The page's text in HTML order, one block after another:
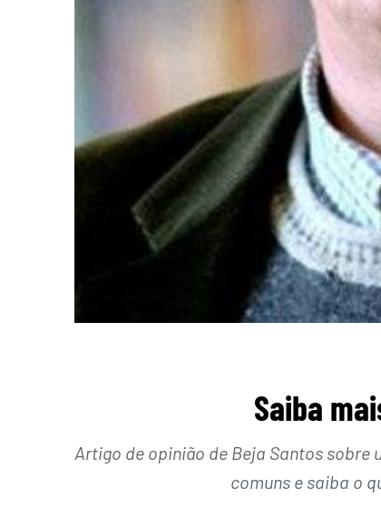
Saiba
Artigo de opinião de Beja Santos sobre
comuns e saiba o